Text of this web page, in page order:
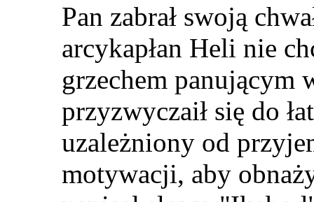
Pan zabrał swoją
arcykapłan Heli nie
grzechem panującym
przyzwyczaił się do
uzależniony od
motywacji, aby